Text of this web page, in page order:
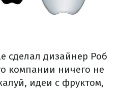
сделал дизайнер Роб
компании ничего не
идеи с фруктом,